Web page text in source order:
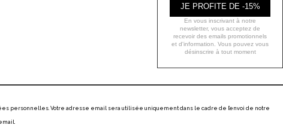
JE PROFITE DE -15%
En vous inscrivant à notre
newsletter, vous acceptez de
recevoir des emails promotionnels
et d'information. Vous pouvez vous
désinscrire à tout moment
personnelles. Votre adresse email sera utilisée uniquement dans le cadre de l’envoi de notre